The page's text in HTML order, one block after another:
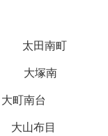
太田南町
大塚南
大町南台
大山布目